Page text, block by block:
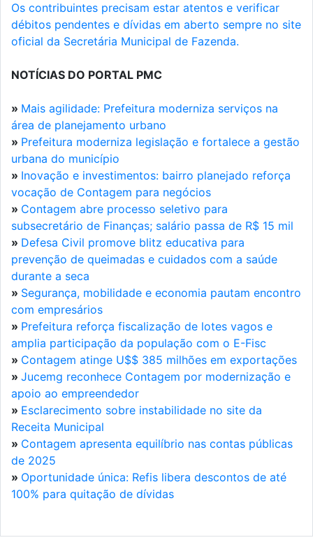
Os contribuintes precisam estar atentos e verificar
débitos pendentes e dívidas em aberto sempre no site
oficial da Secretária Municipal de Fazenda.
NOTÍCIAS DO PORTAL PMC
» Mais agilidade: Prefeitura moderniza serviços na
área de planejamento urbano
» Prefeitura moderniza legislação e fortalece a gestão
urbana do município
» Inovação e investimentos: bairro planejado reforça
vocação de Contagem para negócios
» Contagem abre processo seletivo para
subsecretário de Finanças; salário passa de R$ 15 mil
» Defesa Civil promove blitz educativa para
prevenção de queimadas e cuidados com a saúde
durante a seca
» Segurança, mobilidade e economia pautam encontro
com empresários
» Prefeitura reforça fiscalização de lotes vagos e
amplia participação da população com o E-Fisc
» Contagem atinge U$$ 385 milhões em exportações
» Jucemg reconhece Contagem por modernização e
apoio ao empreendedor
» Esclarecimento sobre instabilidade no site da
Receita Municipal
» Contagem apresenta equilíbrio nas contas públicas
de 2025
» Oportunidade única: Refis libera descontos de até
100% para quitação de dívidas